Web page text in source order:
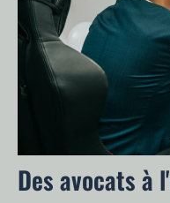
Des avocats à